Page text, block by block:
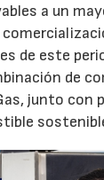
a un
de este
de
junto con